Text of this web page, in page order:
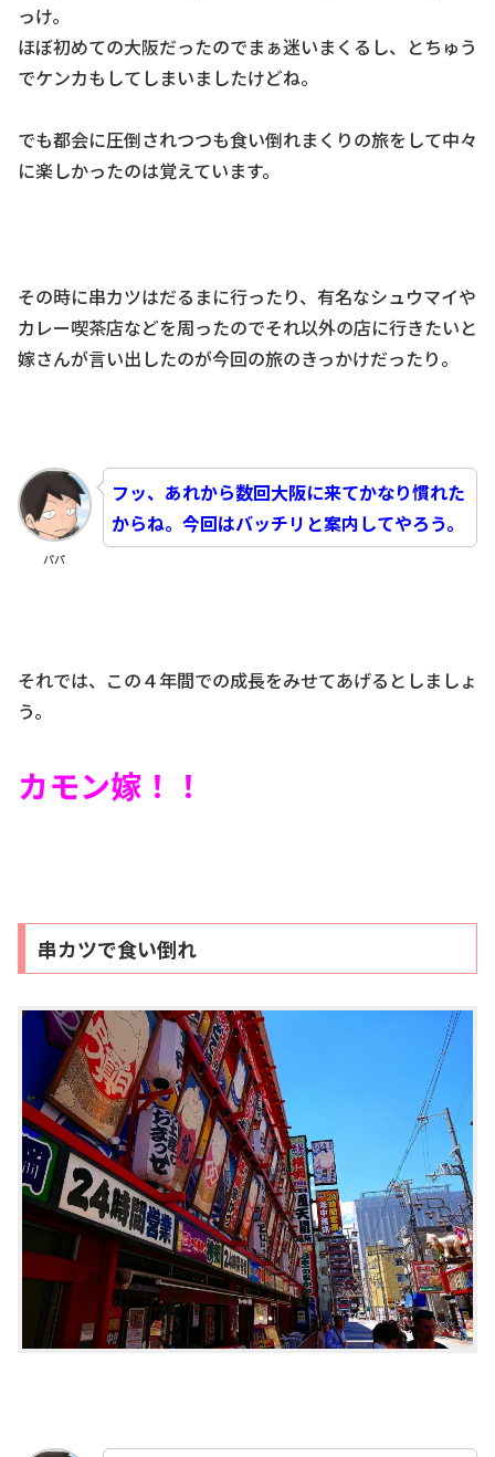
っけ。
ほぼ初めての大阪だったのでまぁ迷いまくるし、とちゅう
でケンカもしてしまいましたけどね。
でも都会に圧倒されつつも食い倒れまくりの旅をして中々
に楽しかったのは覚えています。
その時に串カツはだるまに行ったり、有名なシュウマイや
カレー喫茶店などを周ったのでそれ以外の店に行きたいと
嫁さんが言い出したのが今回の旅のきっかけだったり。
パパ
フッ、あれから数回大阪に来てかなり慣れた
からね。今回はバッチリと案内してやろう。
それでは、この４年間での成長をみせてあげるとしましょ
う。
カモン嫁！！
串カツで食い倒れ